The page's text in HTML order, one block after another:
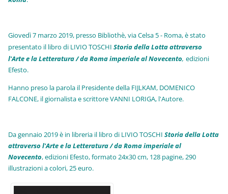
Giovedì 7 marzo 2019, presso Bibliothè, via Celsa 5 - Roma, è stato
presentato il libro di LIVIO TOSCHIStoria della Lotta attraverso
l'Arte e la Letteratura / da Roma imperiale al Novecento, edizioni
Efesto.
Hanno preso la parola il Presidente della FIJLKAM, DOMENICO
FALCONE, il giornalista e scrittore VANNI LORIGA, l'Autore.
Da gennaio 2019 è in libreria il libro di LIVIO TOSCHIStoria della Lotta
attraverso l'Arte e la Letteratura / da Roma imperiale al
Novecento, edizioni Efesto, formato 24x30 cm, 128 pagine, 290
illustrazioni a colori, 25 euro.